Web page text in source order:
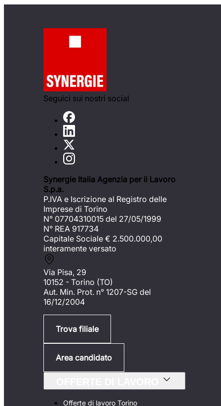
Seguici sui nostri social
Synergie Italia Agenzia per il Lavoro
S.p.a.
P.IVA e Iscrizione al Registro delle
Imprese di Torino
N° 07704310015 del 27/05/1999
N° REA 917734
Capitale Sociale € 2.500.000,00
interamente versato
Via Pisa, 29
10152 - Torino (TO)
Aut. Min. Prot. n° 1207-SG del
16/12/2004
Trova filiale
Area candidato
Offerte di lavoro Torino